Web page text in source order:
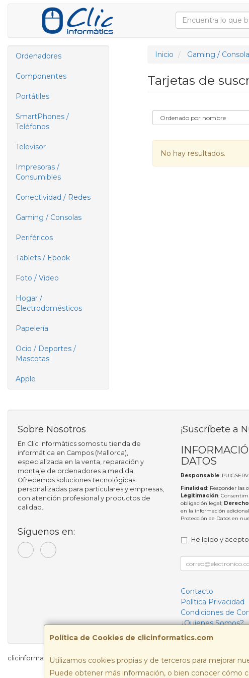
Ordenadores
Componentes
Portátiles
SmartPhones /
Teléfonos
Televisor
Impresoras /
Consumibles
Conectividad / Redes
Gaming / Consolas
Periféricos
Tablets / Ebook
Foto / Video
Hogar /
Electrodomésticos
Papelería
Ocio / Deportes /
Mascotas
Apple
Inicio Gaming /
Tarjetas de
No hay resultados.
Política de Cookies de clicinformatics.com
Utilizamos cookies propias y de terceros para mejorar
Puede obtener más información, o bien conocer cómo
Sobre Nosotros
En Clic Informàtics somos tu tienda de
informática en Campos (Mallorca),
especializada en la venta, reparación y
montaje de ordenadores a medida.
Ofrecemos soluciones tecnológicas
personalizadas para particulares y empresas,
con atención profesional y productos de
calidad.
Síguenos en:
¡Suscríbete a
DATOS
Responsable:
Finalidad: Responder las
Legitimación:
obligación legal;
en la información
Protección de Datos en
He leído y
Contacto
Política Privacidad
Condiciones de
¿Quienes Somos?
clicinformatics.com © 2026